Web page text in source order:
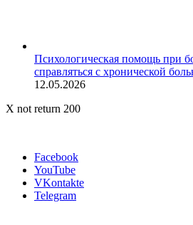
Психологическая помощь при
справляться с хронической
12.05.2026
X not return 200
Facebook
YouTube
VKontakte
Telegram